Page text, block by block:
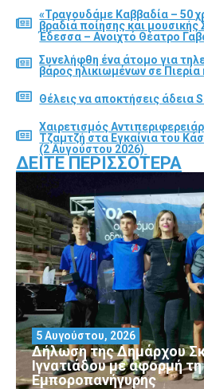
«Τραγουδάμε Καββαδία – 50
βραδιά ποίησης και
Έδεσσα – Ανοιχτό Θέατρο
Συνελήφθη ένα άτομο για
βάρος ηλικιωμένων σε
Θέλεις να αποκτήσεις άδεια
Χαιρετισμός
Τζαμτζή στα Εγκαίνια του
(2 Αυγούστου 2026)
ΔΕΊΤΕ ΠΕΡΙΣΣΌΤΕΡΑ
Δήλωση της Δημάρχου
Ιγνατιάδου με αφορμή
Εμποροπανήγυρης
5 Αυγούστου, 2026